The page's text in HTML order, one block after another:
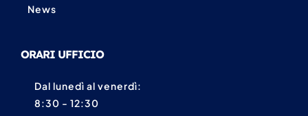
News
ORARI UFFICIO
Dal lunedì al venerdì:
8:30 - 12:30